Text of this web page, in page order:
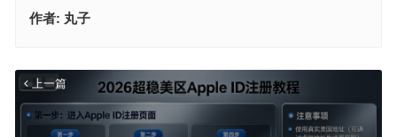
作者: 丸子
上一篇